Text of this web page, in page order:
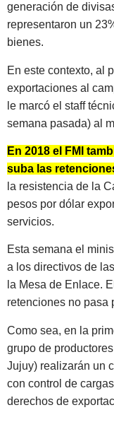
generación de
representaron un
bienes.
En este contexto, al
exportaciones al
le marcó el staff
semana pasada) al
En 2018 el FMI
suba las
la resistencia de la
pesos por dólar
servicios.
Esta semana el
a los directivos de
la Mesa de Enlace.
retenciones no pasa
Como sea, en la
grupo de
Jujuy) realizarán un
con control de
derechos de